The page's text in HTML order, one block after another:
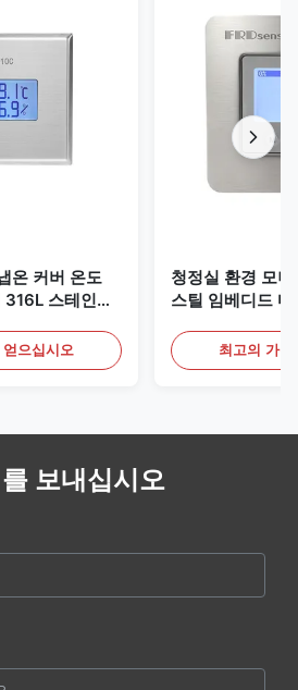
온 커버 온도
스테인리
으십시오
청정실 환경 모
스틸 임베디드
최고의 가
보내십시오